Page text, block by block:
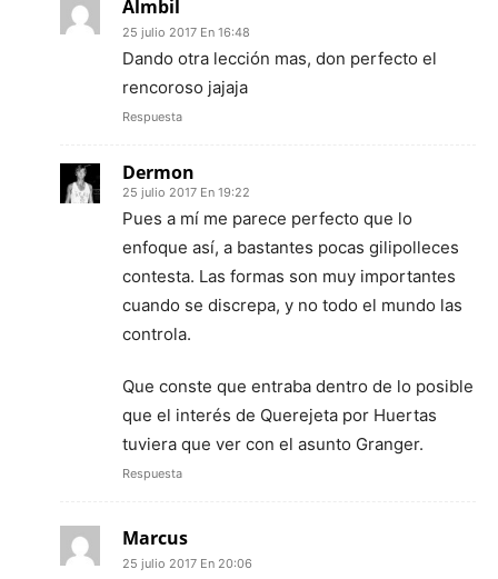
Almbil
25 julio 2017 En 16:48
Dando otra lección mas, don perfecto el
rencoroso jajaja
Respuesta
Dermon
25 julio 2017 En 19:22
Pues a mí me parece perfecto que lo
enfoque así, a bastantes pocas gilipolleces
contesta. Las formas son muy importantes
cuando se discrepa, y no todo el mundo las
controla.
Que conste que entraba dentro de lo posible
que el interés de Querejeta por Huertas
tuviera que ver con el asunto Granger.
Respuesta
Marcus
25 julio 2017 En 20:06